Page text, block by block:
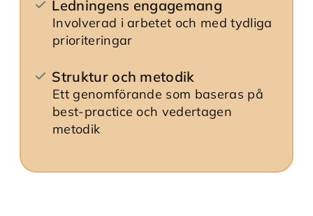
Ledningens engagemang
Involverad i arbetet och med tydliga
prioriteringar
Struktur och metodik
Ett genomförande som baseras på
best-practice och vedertagen
metodik